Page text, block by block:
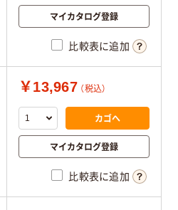
マイカタログ登録
比較表に追加
￥13,967 （税込）
カゴへ
マイカタログ登録
比較表に追加